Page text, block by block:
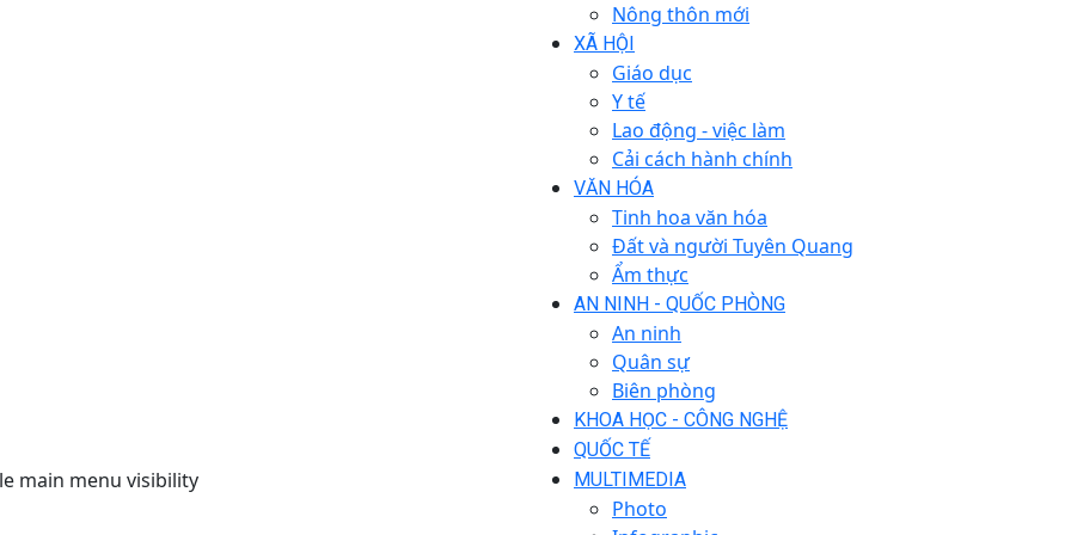
main menu visibility
Nông thôn mới
XÃ HỘI
Giáo dục
Y tế
Lao động - việc làm
Cải cách hành chính
VĂN HÓA
Tinh hoa văn hóa
Đất và người Tuyên Quang
Ẩm thực
AN NINH - QUỐC PHÒNG
An ninh
Quân sự
Biên phòng
KHOA HỌC - CÔNG NGHỆ
QUỐC TẾ
MULTIMEDIA
Photo